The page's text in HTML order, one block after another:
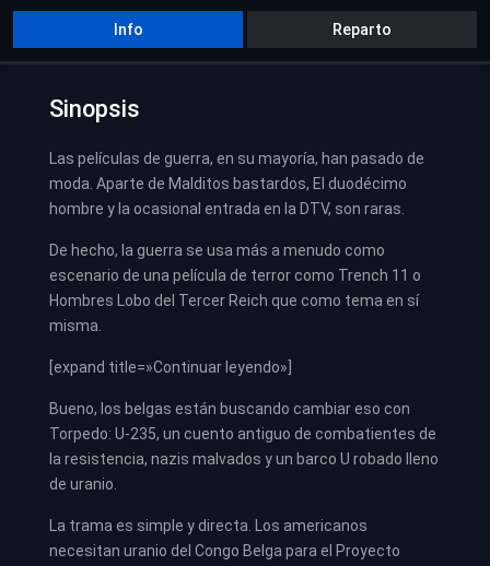
Info Reparto
Sinopsis
Las películas de guerra, en su mayoría, han pasado de
moda. Aparte de Malditos bastardos, El duodécimo
hombre y la ocasional entrada en la DTV, son raras.
De hecho, la guerra se usa más a menudo como
escenario de una película de terror como Trench 11 o
Hombres Lobo del Tercer Reich que como tema en sí
misma.
[expand title=»Continuar leyendo»]
Bueno, los belgas están buscando cambiar eso con
Torpedo: U-235, un cuento antiguo de combatientes de
la resistencia, nazis malvados y un barco U robado lleno
de uranio.
La trama es simple y directa. Los americanos
necesitan uranio del Congo Belga para el Proyecto